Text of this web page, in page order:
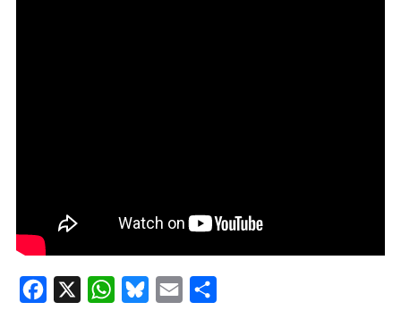
Facebook WhatsAppBlueskyEmail